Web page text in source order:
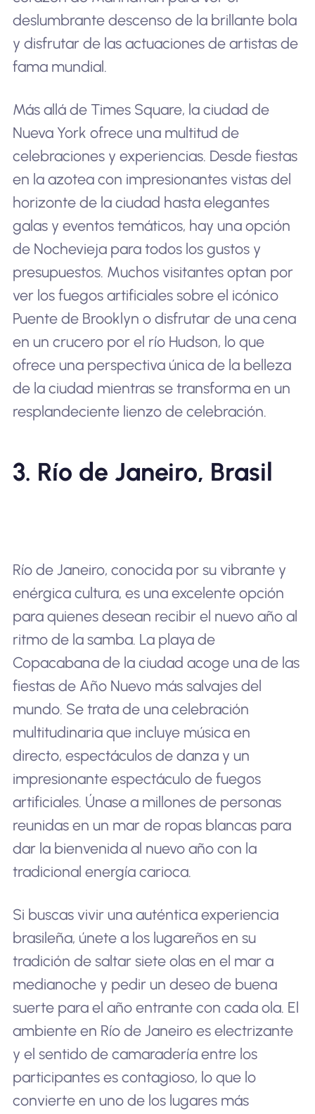
deslumbrante descenso de la brillante bola
y disfrutar de las actuaciones de artistas de
fama mundial.
Más allá de Times Square, la ciudad de
Nueva York ofrece una multitud de
celebraciones y experiencias. Desde fiestas
en la azotea con impresionantes vistas del
horizonte de la ciudad hasta elegantes
galas y eventos temáticos, hay una opción
de Nochevieja para todos los gustos y
presupuestos. Muchos visitantes optan por
ver los fuegos artificiales sobre el icónico
Puente de Brooklyn o disfrutar de una cena
en un crucero por el río Hudson, lo que
ofrece una perspectiva única de la belleza
de la ciudad mientras se transforma en un
resplandeciente lienzo de celebración.
3. Río de Janeiro, Brasil
Río de Janeiro, conocida por su vibrante y
enérgica cultura, es una excelente opción
para quienes desean recibir el nuevo año al
ritmo de la samba. La playa de
Copacabana de la ciudad acoge una de las
fiestas de Año Nuevo más salvajes del
mundo. Se trata de una celebración
multitudinaria que incluye música en
directo, espectáculos de danza y un
impresionante espectáculo de fuegos
artificiales. Únase a millones de personas
reunidas en un mar de ropas blancas para
dar la bienvenida al nuevo año con la
tradicional energía carioca.
Si buscas vivir una auténtica experiencia
brasileña, únete a los lugareños en su
tradición de saltar siete olas en el mar a
medianoche y pedir un deseo de buena
suerte para el año entrante con cada ola. El
ambiente en Río de Janeiro es electrizante
y el sentido de camaradería entre los
participantes es contagioso, lo que lo
convierte en uno de los lugares más